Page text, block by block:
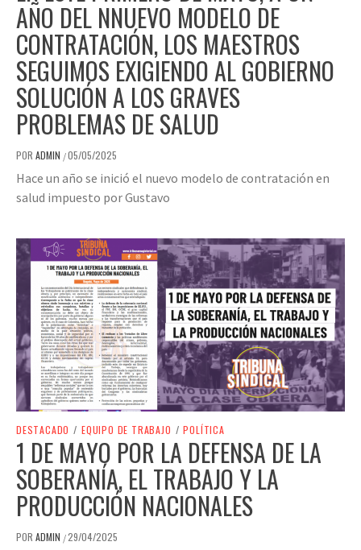
AÑO DEL NNUEVO MODELO DE
CONTRATACIÓN, LOS MAESTROS
SEGUIMOS EXIGIENDO AL GOBIERNO
SOLUCIÓN A LOS GRAVES
PROBLEMAS DE SALUD
POR ADMIN /05/05/2025
Hace un año se inició el nuevo modelo de contratación en
salud impuesto por Gustavo
DESTACADO / EQUIPO DE TRABAJO / POLÍTICA
1 DE MAYO POR LA DEFENSA DE LA
SOBERANÍA, EL TRABAJO Y LA
PRODUCCIÓN NACIONALES
POR ADMIN /29/04/2025